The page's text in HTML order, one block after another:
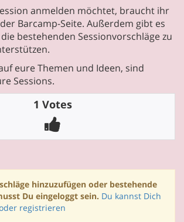
anmelden möchtet, braucht ihr
Barcamp-Seite. Außerdem gibt es
bestehenden Sessionvorschläge zu
eure Themen und Ideen, sind
Sessions.
1 Votes
hinzuzufügen oder bestehende
Du eingeloggt sein. Du kannst Dich
registrieren